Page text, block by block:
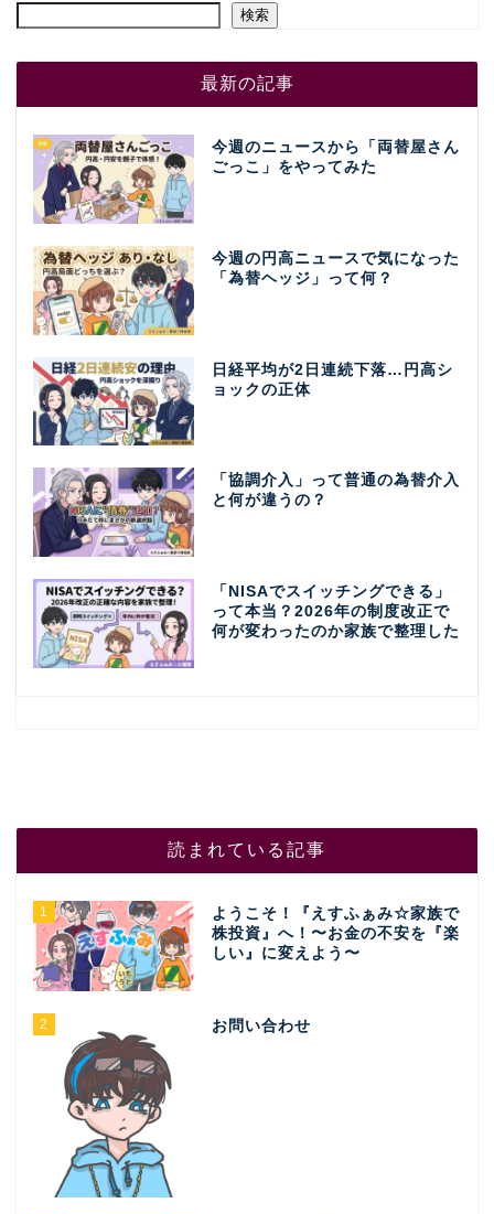
検索
最新の記事
今週のニュースから「両替屋さん
ごっこ」をやってみた
今週の円高ニュースで気になった
「為替ヘッジ」って何？
日経平均が2日連続下落…円高シ
ョックの正体
「協調介入」って普通の為替介入
と何が違うの？
「NISAでスイッチングできる」
って本当？2026年の制度改正で
何が変わったのか家族で整理した
読まれている記事
1
ようこそ！『えすふぁみ☆家族で
株投資』へ！〜お金の不安を『楽
しい』に変えよう〜
2 お問い合わせ